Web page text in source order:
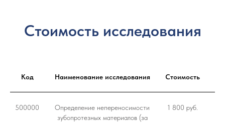
Код Наименование исследования Стоимость
500000
Определение непереносимости
зубопротезных материалов (за
1 800 руб.